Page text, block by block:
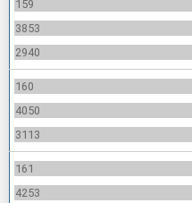
159
3853
2940
160
4050
3113
161
4253